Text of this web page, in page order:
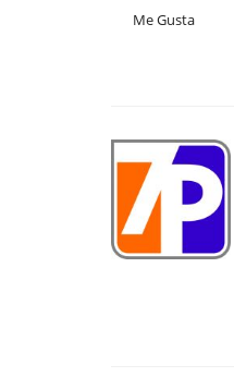
Me Gusta